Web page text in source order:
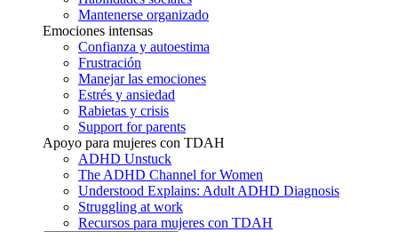
Mantenerse organizado
Emociones intensas
Confianza y autoestima
Frustración
Manejar las emociones
Estrés y ansiedad
Rabietas y crisis
Support for parents
Apoyo para mujeres con TDAH
ADHD Unstuck
The ADHD Channel for Women
Understood Explains: Adult ADHD Diagnosis
Struggling at work
Recursos para mujeres con TDAH